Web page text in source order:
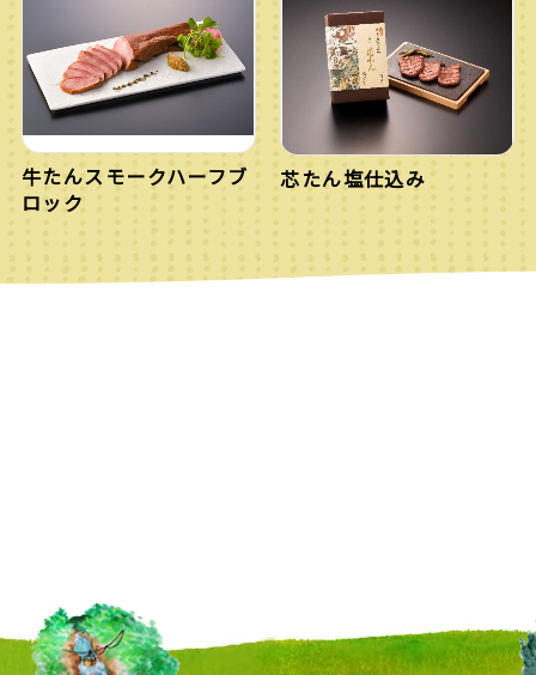
牛たんスモークハーフブ
ロック
芯たん塩仕込み